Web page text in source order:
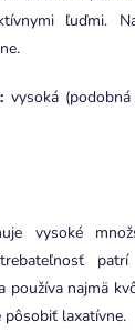
ľuďmi.
vysoká
vysoké
používa najmä
pôsobiť laxatívne.